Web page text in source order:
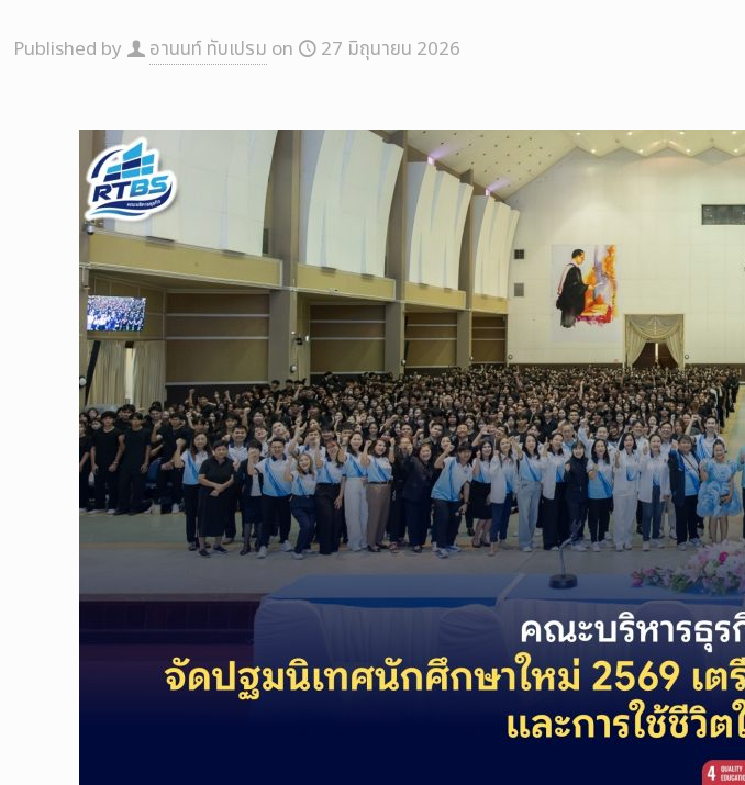
Published by อานนท์ ทับเปรม on 27 มิถุนายน 2026